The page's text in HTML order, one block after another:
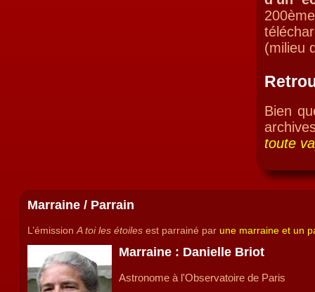
(milieu
Bien
toute
Marraine / Parrain
L’émission A toi les étoiles est parrainé par une marraine et un
Marraine : Danielle Briot
Astronome à l'Observatoire de Paris